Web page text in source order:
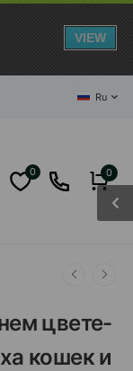
Ru
0 0
цвете-
кошек и
VIEW